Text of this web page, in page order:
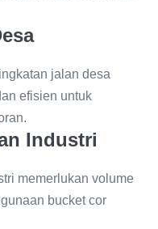
jalan desa
efisien untuk
Industri
memerlukan volume
bucket cor